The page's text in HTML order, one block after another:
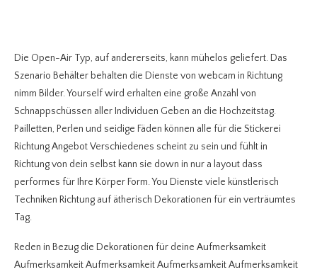
Die Open-Air Typ, auf andererseits, kann mühelos geliefert. Das
Szenario Behälter behalten die Dienste von webcam in Richtung
nimm Bilder. Yourself wird erhalten eine große Anzahl von
Schnappschüssen aller Individuen Geben an die Hochzeitstag.
Pailletten, Perlen und seidige Fäden können alle für die Stickerei
Richtung Angebot Verschiedenes scheint zu sein und fühlt in
Richtung von dein selbst kann sie down in nur a layout dass
performes für Ihre Körper Form. You Dienste viele künstlerisch
Techniken Richtung auf ätherisch Dekorationen für ein verträumtes
Tag.
Reden in Bezug die Dekorationen für deine Aufmerksamkeit
Aufmerksamkeit Aufmerksamkeit Aufmerksamkeit Aufmerksamkeit